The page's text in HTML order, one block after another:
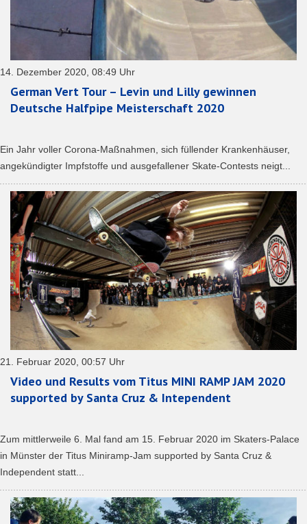
14. Dezember 2020, 08:49 Uhr
German Vert Tour – Levin und Lilly gewinnen
Deutsche Halfpipe Meisterschaft 2020
Ein Jahr voller Corona-Maßnahmen, sich füllender Krankenhäuser,
angekündigter Impfstoffe und ausgefallener Skate-Contests neigt...
21. Februar 2020, 00:57 Uhr
Video und Results vom Titus MINI RAMP JAM 2020
supported by Santa Cruz & Intependent
Zum mittlerweile 6. Mal fand am 15. Februar 2020 im Skaters-Palace
in Münster der Titus Miniramp-Jam supported by Santa Cruz &
Independent statt...